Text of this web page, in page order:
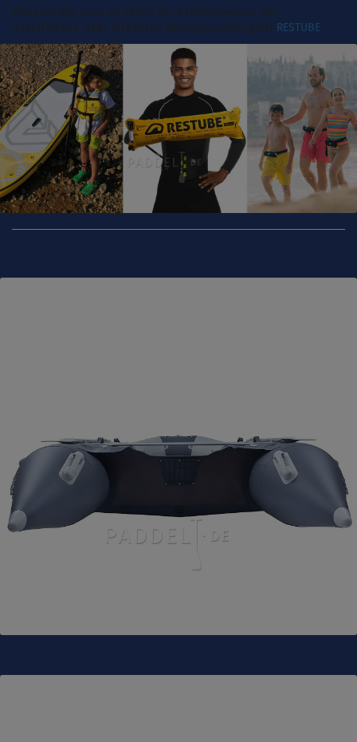
Wussten Sie, dass es neben der Schwimmweste ein
unauffälliges, aber effektives Rettungssystem gibt? RESTUBE.